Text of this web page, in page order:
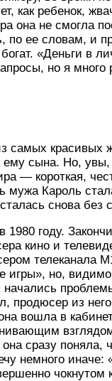
как ребенок,
она не смогла
по ее словам, и
«Деньги в
но я много
самых красивых
сына. Но, увы,
— короткая,
мужа Кароль
снова без
1980 году.
кино и
телеканала
игры», но,
начались
продюсер из
вошла в
сразу
немного
чокнутом